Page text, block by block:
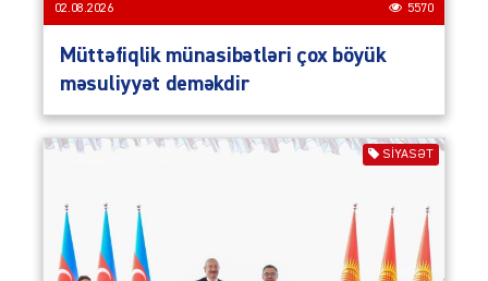
02.08.2026 5570
Müttəfiqlik münasibətləri çox böyük
məsuliyyət deməkdir
SIYASƏT